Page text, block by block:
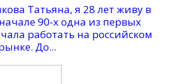
Татьяна, я 28 лет живу в
90-х одна из первых
работать на российском
До...